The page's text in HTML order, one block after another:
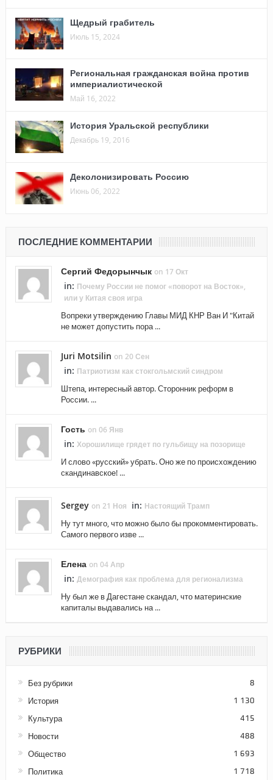
Щедрый грабитель
Июль 15, 2024
Региональная гражданская война против
империалистической
Май 16, 2022
История Уральской республики
Декабрь 19, 2016
Деколонизировать Россию
Июнь 06, 2022
ПОСЛЕДНИЕ КОММЕНТАРИИ
Сергий Федорынчык on 17 Окт
in: Почему России не помог «поворот на Восток»,
или у Китая своя игра
Вопреки утверждению Главы МИД КНР Ван И "Китай
не может допустить пора ...
Juri Motsilin on 20 Сен
in: Патриотизм как стокгольмский синдром
Штепа, интересный автор. Сторонник реформ в
России. ...
Гость on 06 Янв
in: Хорошилище грядет по гульбищу на позорище
И слово «русский» убрать. Оно же по происхождению
скандинавское! ...
Sergey on 21 Ноя in: Настоящий Трамп
Ну тут много, что можно было бы прокомментировать.
Самого первого изве ...
Елена on 04 Апр
in: Демография как проблема для регионализма
Ну был же в Дагестане скандал, что материнские
капиталы выдавались на ...
РУБРИКИ
Без рубрики 8
История 1 130
Культура 415
Новости 488
Общество 1 693
Политика 1 718